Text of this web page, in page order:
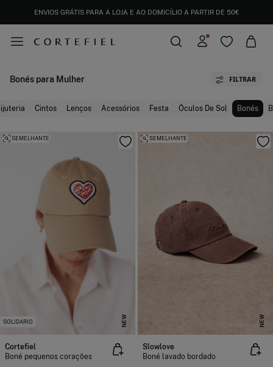
ENVIOS GRÁTIS PARA A LOJA E AO DOMICÍLIO A PARTIR DE 50€
Bonés para Mulher FILTRAR
Cintos Lenços Acessórios Festa Óculos De Sol Bonés
SOLIDARIO NEW
SEMELHANTE
Cortefiel
Boné pequenos corações
NEW
SEMELHANTE
Slowlove
Boné lavado bordado